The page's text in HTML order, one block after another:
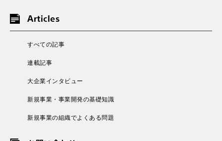
Articles
すべての記事
連載記事
大企業インタビュー
新規事業・事業開発の基礎知識
新規事業の組織でよくある問題